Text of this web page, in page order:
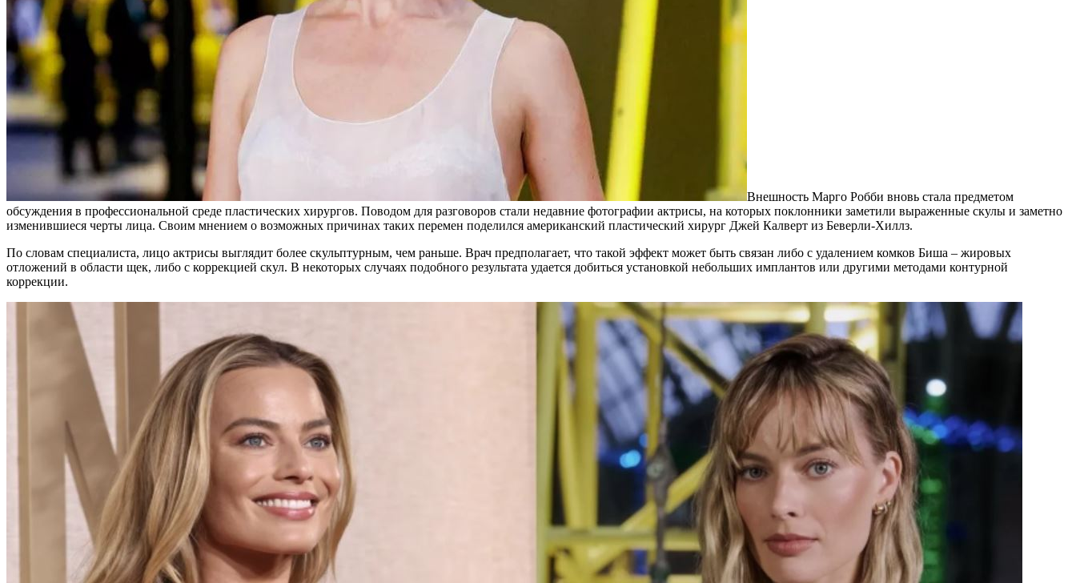
Внешность Марго Робби вновь стала предметом
обсуждения в профессиональной среде пластических хирургов. Поводом для разговоров стали недавние фотографии актрисы, на которых поклонники заметили выраженные скулы и заметно
изменившиеся черты лица. Своим мнением о возможных причинах таких перемен поделился американский пластический хирург Джей Калверт из Беверли-Хиллз.
По словам специалиста, лицо актрисы выглядит более скульптурным, чем раньше. Врач предполагает, что такой эффект может быть связан либо с удалением комков Биша – жировых
отложений в области щек, либо с коррекцией скул. В некоторых случаях подобного результата удается добиться установкой небольших имплантов или другими методами контурной
коррекции.